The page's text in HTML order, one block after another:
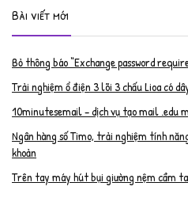
Bài viết mới
Bỏ thông báo “Exchange password
Trải nghiệm ổ điện 3 lõi 3 chấu Lioa có
10minutesemail – dịch vụ tạo mail .edu
Ngân hàng số Timo, trải nghiệm tính
khoản
Trên tay máy hút bụi giường nệm cầm